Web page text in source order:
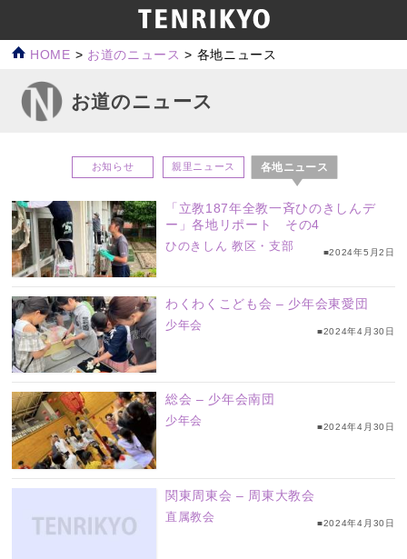
HOME > お道のニュース > 各地ニュース
お道のニュース
お知らせ 親里ニュース 各地ニュース
「立教187年全教一斉ひのきしんデ
ー」各地リポート その4
ひのきしん 教区・支部 ■2024年5月2日
わくわくこども会 – 少年会東愛団
少年会
■2024年4月30日
総会 – 少年会南団
少年会
■2024年4月30日
関東周東会 – 周東大教会
直属教会
■2024年4月30日